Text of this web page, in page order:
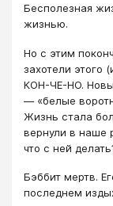
Бесполезная
жизнью.
Но с этим
захотели этого
КОН-ЧЕ-НО.
— «белые
Жизнь стала
вернули в наше
что с ней
Бэббит мертв.
последнем